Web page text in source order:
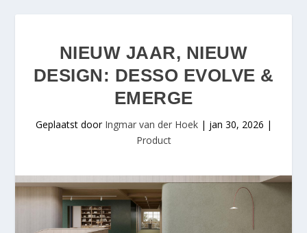
NIEUW JAAR, NIEUW
DESIGN: DESSO EVOLVE &
EMERGE
Geplaatst door Ingmar van der Hoek| jan 30, 2026 |
Product